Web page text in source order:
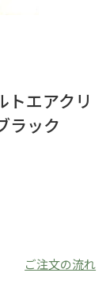
トエアクリ
ラック
ご注文の流れ